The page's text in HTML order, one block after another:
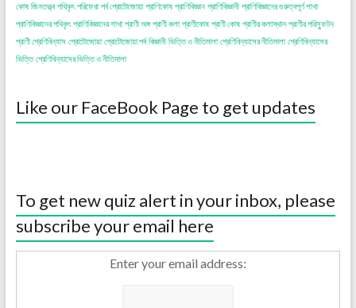
কোষ জিনতত্ত্ব পথিকৃৎ পরিফেরা পর্ব প্রোটোজোয়া প্রাণিকোষ প্রাণিবিজ্ঞান প্রাণিবিজ্ঞানী প্রাণিবিজ্ঞানের গুরুত্বপূর্ণ শাখা
প্রাণিবিজ্ঞানের পথিকৃৎ প্রাণিবিজ্ঞানের শাখা প্রাণী অঙ্গ প্রাণী কলা প্রাণীকোষ প্রাণী কোষ প্রাণীর কলাস্থান প্রাণীর পরিস্ফুটন
প্রাণী শ্রেণিবিন্যাস প্রোটোজোয়া প্রোটোজোয়া পর্ব বিজ্ঞানী ভিত্তি ও নীতিমালা শ্রেণিবিন্যাসের নীতিমালা শ্রেণিবিন্যাসের
ভিত্তি শ্রেণিবিন্যাসের ভিত্তি ও নীতিমালা
Like our FaceBook Page to get updates
To get new quiz alert in your inbox, please
subscribe your email here
Enter your email address: